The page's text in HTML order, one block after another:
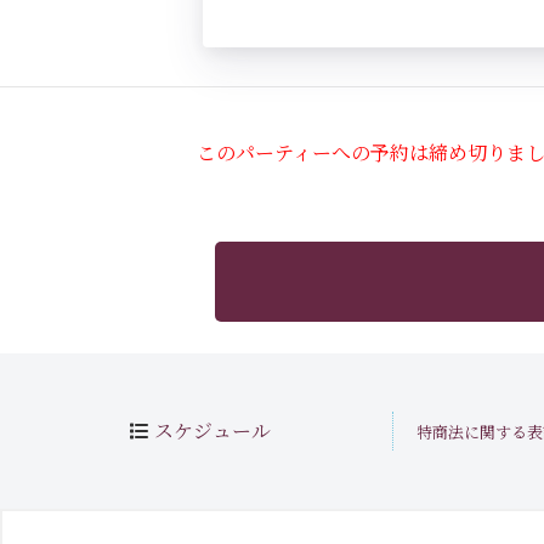
このパーティーへの予約は締め切りま
スケジュール 特商法に関する